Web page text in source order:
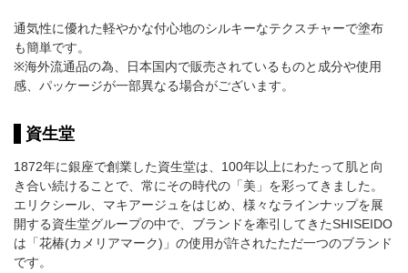
通気性に優れた軽やかな付心地のシルキーなテクスチャーで塗布
も簡単です。
※海外流通品の為、日本国内で販売されているものと成分や使用
感、パッケージが一部異なる場合がございます。
資生堂
1872年に銀座で創業した資生堂は、100年以上にわたって肌と向
き合い続けることで、常にその時代の「美」を彩ってきました。
エリクシール、マキアージュをはじめ、様々なラインナップを展
開する資生堂グループの中で、ブランドを牽引してきたSHISEIDO
は「花椿(カメリアマーク)」の使用が許されたただ一つのブランド
です。